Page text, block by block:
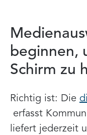
beginnen,
Schirm zu
Richtig ist: Die
erfasst
liefert jederzeit